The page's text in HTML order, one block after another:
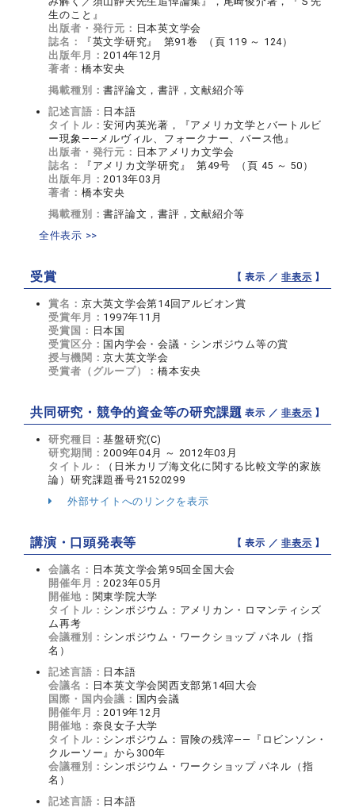
生のこと』
出版者・発行元： 日本英文学会
誌名：
『英文学研究』 第91巻 （頁 119 ～ 124）
出版年月：2014年12月
著者： 橋本安央
掲載種別：書評論文，書評，文献紹介等
記述言語： 日本語
タイトル：安河内英光著，『アメリカ文学とバートルビ
ー現象――メルヴィル、フォークナー、バース他』
出版者・発行元： 日本アメリカ文学会
誌名：
『アメリカ文学研究』 第49号 （頁 45 ～ 50）
出版年月：2013年03月
著者： 橋本安央
掲載種別：書評論文，書評，文献紹介等
全件表示 >>
受賞 【 表示 ／非表示 】
賞名： 京大英文学会第14回アルビオン賞
受賞年月： 1997年11月
受賞国： 日本国
受賞区分： 国内学会・会議・シンポジウム等の賞
授与機関：京大英文学会
受賞者（グループ）：橋本安央
共同研究・競争的資金等の研究課題【 表示 ／非表示 】
研究種目：基盤研究(C)
研究期間：2009年04月 ～ 2012年03月
タイトル：
（日米カリブ海文化に関する比較文学的家族
論）研究課題番号21520299
外部サイトへのリンクを表示
講演・口頭発表等 【 表示 ／非表示 】
会議名： 日本英文学会第95回全国大会
開催年月：2023年05月
開催地： 関東学院大学
タイトル： シンポジウム：アメリカン・ロマンティシズ
ム再考
会議種別： シンポジウム・ワークショップ パネル（指
名）
記述言語： 日本語
会議名： 日本英文学会関西支部第14回大会
国際・国内会議： 国内会議
開催年月：2019年12月
開催地： 奈良女子大学
タイトル： シンポジウム：冒険の残滓――『ロビンソン・
クルーソー』から300年
会議種別： シンポジウム・ワークショップ パネル（指
名）
記述言語： 日本語